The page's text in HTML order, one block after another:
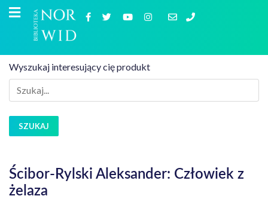
Wyszukaj interesujący cię produkt
SZUKAJ
Ścibor-Rylski Aleksander: Człowiek z
żelaza